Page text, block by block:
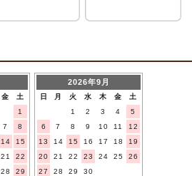
金
土
1
7
8
14
15
21
22
28
29
2026年9月
日 月 火 水 木 金
土
1
2 3 4
5
6
7 8 9 10 11
12
13
14 15 16 17 18
19
20
21 22 23 24 25
26
27
28 29 30